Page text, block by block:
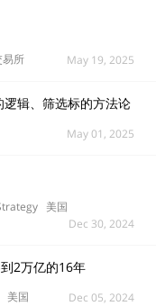
易所 May 19, 2025
辑、筛选标的方法论
May 01, 2025
美国
Dec 30, 2024
2万亿的16年
美国 Dec 05, 2024